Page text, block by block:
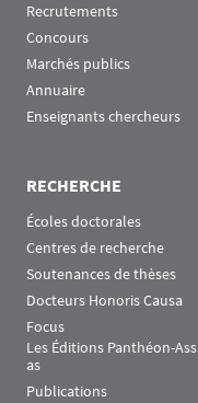
Recrutements
Concours
Marchés publics
Annuaire
Enseignants chercheurs
RECHERCHE
Écoles doctorales
Centres de recherche
Soutenances de thèses
Docteurs Honoris Causa
Focus
Les Éditions Panthéon-Ass
as
Publications